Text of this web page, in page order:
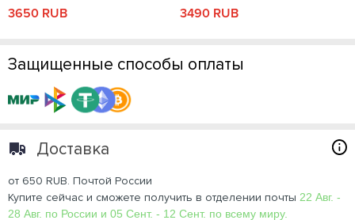
3650 RUB 3490 RUB
Защищенные способы оплаты
Доставка
от 650 RUB. Почтой России
Купите сейчас и сможете получить в отделении почты 22 Авг. -
28 Авг. по России и 05 Сент. - 12 Сент. по всему миру.